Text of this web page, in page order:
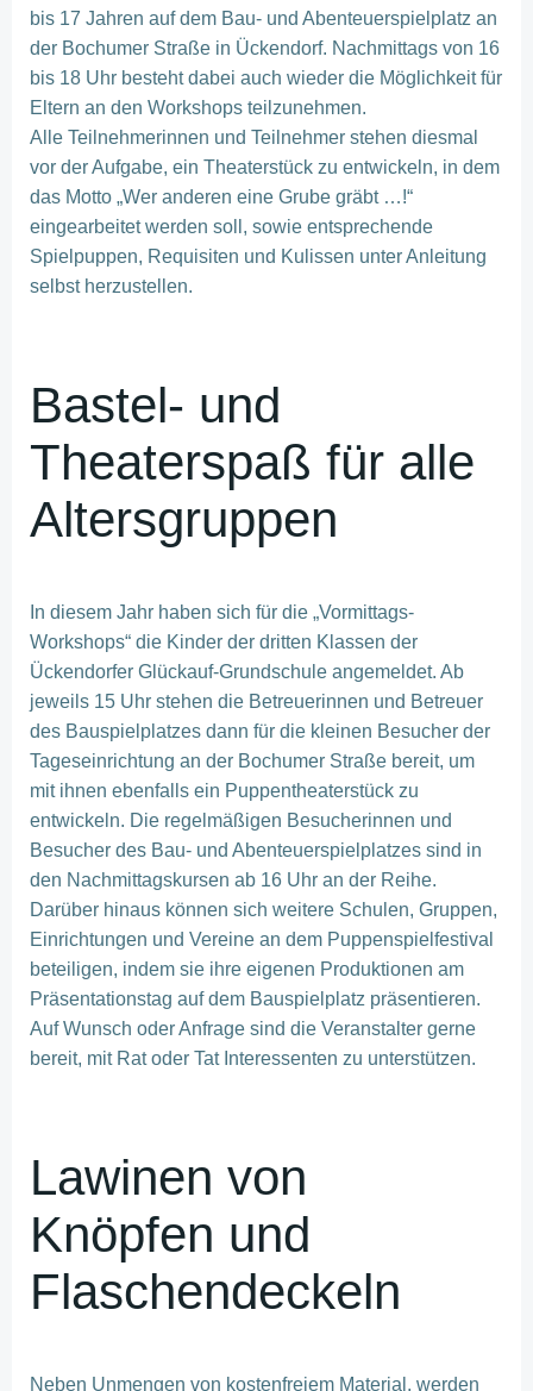
bis 17 Jahren auf dem Bau- und Abenteuerspielplatz an
der Bochumer Straße in Ückendorf. Nachmittags von 16
bis 18 Uhr besteht dabei auch wieder die Möglichkeit für
Eltern an den Workshops teilzunehmen.
Alle Teilnehmerinnen und Teilnehmer stehen diesmal
vor der Aufgabe, ein Theaterstück zu entwickeln, in dem
das Motto „Wer anderen eine Grube gräbt …!“
eingearbeitet werden soll, sowie entsprechende
Spielpuppen, Requisiten und Kulissen unter Anleitung
selbst herzustellen.
Bastel- und
Theaterspaß für alle
Altersgruppen
In diesem Jahr haben sich für die „Vormittags-
Workshops“ die Kinder der dritten Klassen der
Ückendorfer Glückauf-Grundschule angemeldet. Ab
jeweils 15 Uhr stehen die Betreuerinnen und Betreuer
des Bauspielplatzes dann für die kleinen Besucher der
Tageseinrichtung an der Bochumer Straße bereit, um
mit ihnen ebenfalls ein Puppentheaterstück zu
entwickeln. Die regelmäßigen Besucherinnen und
Besucher des Bau- und Abenteuerspielplatzes sind in
den Nachmittagskursen ab 16 Uhr an der Reihe.
Darüber hinaus können sich weitere Schulen, Gruppen,
Einrichtungen und Vereine an dem Puppenspielfestival
beteiligen, indem sie ihre eigenen Produktionen am
Präsentationstag auf dem Bauspielplatz präsentieren.
Auf Wunsch oder Anfrage sind die Veranstalter gerne
bereit, mit Rat oder Tat Interessenten zu unterstützen.
Lawinen von
Knöpfen und
Flaschendeckeln
Neben Unmengen von kostenfreiem Material, werden